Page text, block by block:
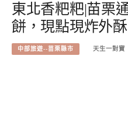
東北香粑粑|苗栗
餅，現點現炸外
中部旅遊--苗栗縣市 天生一對寶